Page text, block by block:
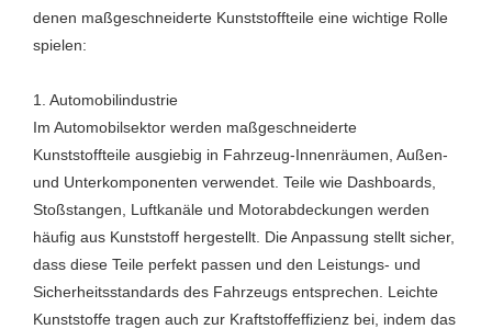
denen maßgeschneiderte Kunststoffteile eine wichtige Rolle
spielen:
1. Automobilindustrie
Im Automobilsektor werden maßgeschneiderte
Kunststoffteile ausgiebig in Fahrzeug-Innenräumen, Außen-
und Unterkomponenten verwendet. Teile wie Dashboards,
Stoßstangen, Luftkanäle und Motorabdeckungen werden
häufig aus Kunststoff hergestellt. Die Anpassung stellt sicher,
dass diese Teile perfekt passen und den Leistungs- und
Sicherheitsstandards des Fahrzeugs entsprechen. Leichte
Kunststoffe tragen auch zur Kraftstoffeffizienz bei, indem das